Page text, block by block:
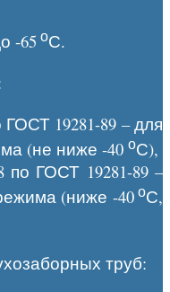
-65 оС.
19281-89 – для
(не ниже -40 оС),
по ГОСТ 19281-89 –
(ниже -40оС,
труб: